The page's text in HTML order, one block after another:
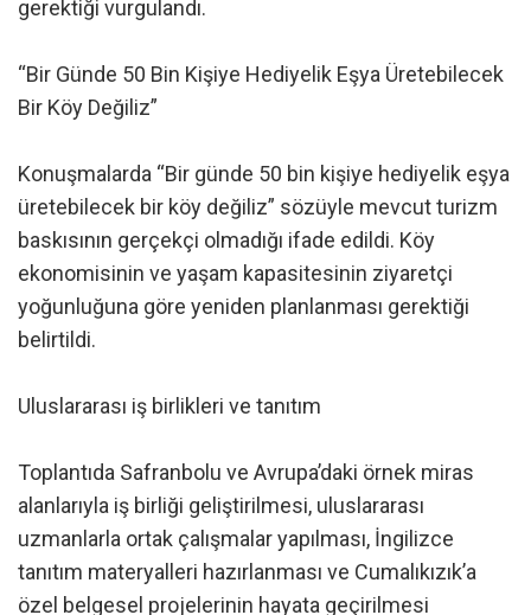
gerektiği vurgulandı.
“Bir Günde 50 Bin Kişiye Hediyelik Eşya Üretebilecek
Bir Köy Değiliz”
Konuşmalarda “Bir günde 50 bin kişiye hediyelik eşya
üretebilecek bir köy değiliz” sözüyle mevcut turizm
baskısının gerçekçi olmadığı ifade edildi. Köy
ekonomisinin ve yaşam kapasitesinin ziyaretçi
yoğunluğuna göre yeniden planlanması gerektiği
belirtildi.
Uluslararası iş birlikleri ve tanıtım
Toplantıda Safranbolu ve Avrupa’daki örnek miras
alanlarıyla iş birliği geliştirilmesi, uluslararası
uzmanlarla ortak çalışmalar yapılması, İngilizce
tanıtım materyalleri hazırlanması ve Cumalıkızık’a
özel belgesel projelerinin hayata geçirilmesi